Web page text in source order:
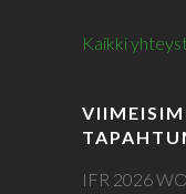
Kaikki
IFR 2026